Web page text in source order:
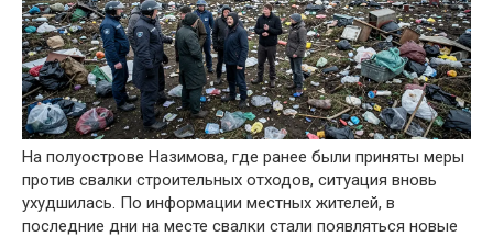
На полуострове Назимова, где ранее были приняты меры
против свалки строительных отходов, ситуация вновь
ухудшилась. По информации местных жителей, в
последние дни на месте свалки стали появляться новые